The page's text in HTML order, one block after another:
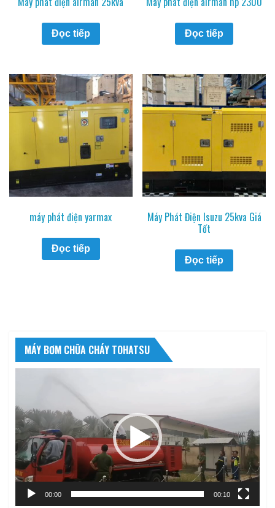
Đọc tiếp Đọc tiếp
máy phát điện yarmax
Đọc tiếp
Máy Phát Điện Isuzu 25kva Giá
Tốt
Đọc tiếp
MÁY BƠM CHỮA CHÁY TOHATSU
Video
00:00 00:10